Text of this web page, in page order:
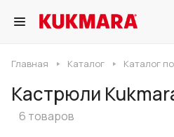
Главная Каталог Каталог
Кастрюли
6 товаров